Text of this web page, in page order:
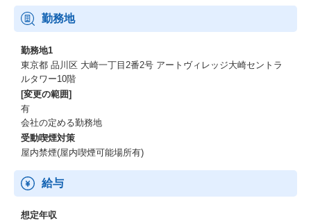
勤務地
勤務地1
東京都 品川区 大崎一丁目2番2号 アートヴィレッジ大崎セントラ
ルタワー10階
[変更の範囲]
有
会社の定める勤務地
受動喫煙対策
屋内禁煙(屋内喫煙可能場所有)
給与
想定年収